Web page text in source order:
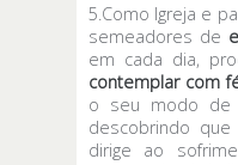
5.Como Igreja e
semeadores de
em cada dia,
contemplar com
o seu modo de
descobrindo
dirige ao